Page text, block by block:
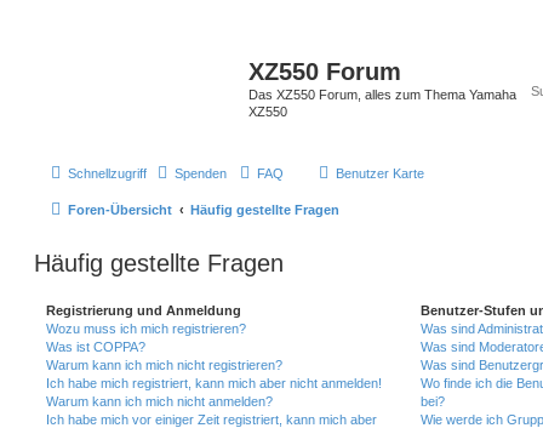
XZ550 Forum
Das XZ550 Forum, alles zum Thema Yamaha
XZ550
Schnellzugriff Spenden FAQ Benutzer Karte
Foren-Übersicht Häufig gestellte Fragen
Häufig gestellte Fragen
Registrierung und Anmeldung
Wozu muss ich mich registrieren?
Was ist COPPA?
Warum kann ich mich nicht registrieren?
Ich habe mich registriert, kann mich aber nicht anmelden!
Warum kann ich mich nicht anmelden?
Ich habe mich vor einiger Zeit registriert, kann mich aber
Benutzer-Stufen
Was sind
Was sind
Was sind
Wo finde ich die
bei?
Wie werde ich